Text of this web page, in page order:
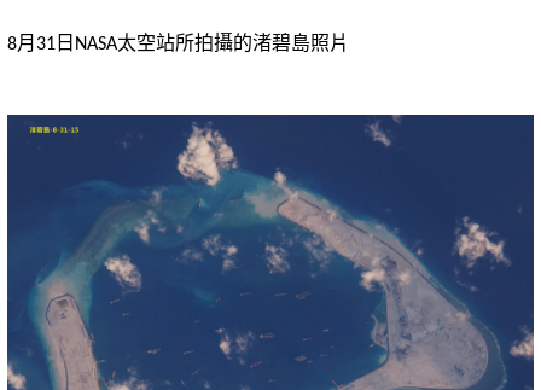
8月31日NASA太空站所拍攝的渚碧島照片